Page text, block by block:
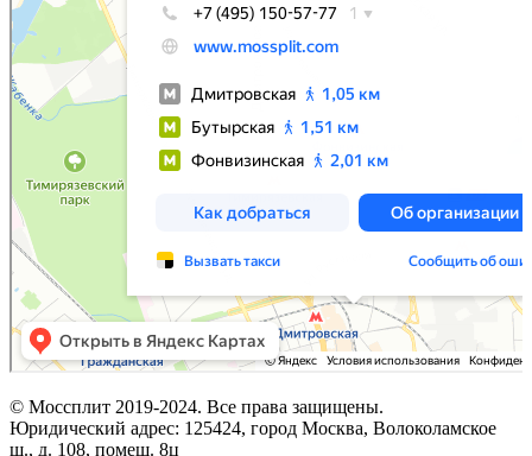
© Моссплит 2019-2024. Все права защищены.
Юридический адрес: 125424, город Москва, Волоколамское
ш., д. 108, помещ. 8ц